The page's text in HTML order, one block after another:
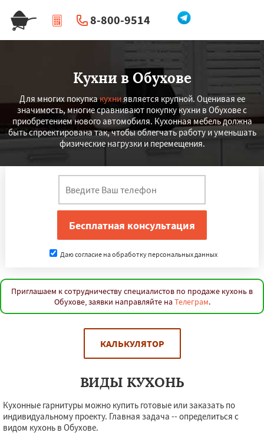
8-800-9514
| Перезвоните мне
Кухни в Обухове
Для многих покупкакухниявляется крупной. Оценивая ее
значимость, многие сравнивают покупку кухни в Обухове с
приобретением нового автомобиля. Кухонная мебель должна
быть спроектирована так, чтобы облегчать работу и уменьшать
физические нагрузки и перемещения.
Даю согласие на обработку персональных данных
Приглашаем к сотрудничеству специалистов по продаже кухонь в
Обухове, заявки направляйте на Телеграм.
КАЛЬКУЛЯТОР
ВИДЫ КУХОНЬ
Кухонные гарнитуры можно купить готовые или заказать по
индивидуальному проекту. Главная задача -- определиться с
видом кухонь в Обухове.